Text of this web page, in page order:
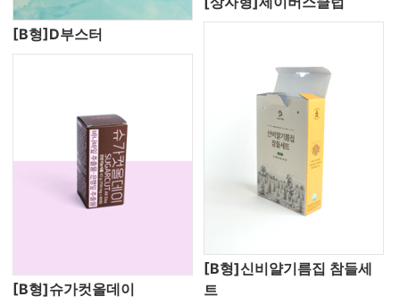
[B형]D부스터
[B형]슈가컷올데이
[B형]신비얄기름집 참들세
트